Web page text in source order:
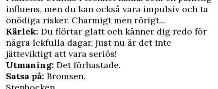
influens, men du kan också vara impulsiv och ta
onödiga risker. Charmigt men rörigt...
Kärlek: Du flörtar glatt och känner dig redo för
några lekfulla dagar, just nu är det inte
jätteviktigt att vara seriös!
Utmaning: Det förhastade.
Satsa på: Bromsen.